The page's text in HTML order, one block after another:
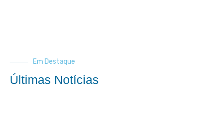
Em Destaque
Últimas Notícias